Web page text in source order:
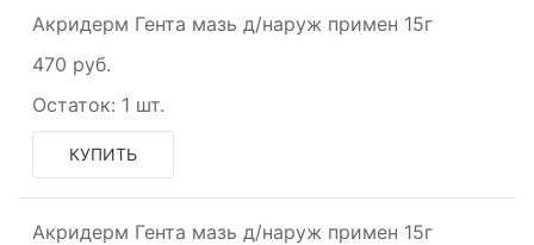
Акридерм Гента мазь д/наруж примен 15г
470 руб.
Остаток: 1 шт.
КУПИТЬ
Акридерм Гента мазь д/наруж примен 15г